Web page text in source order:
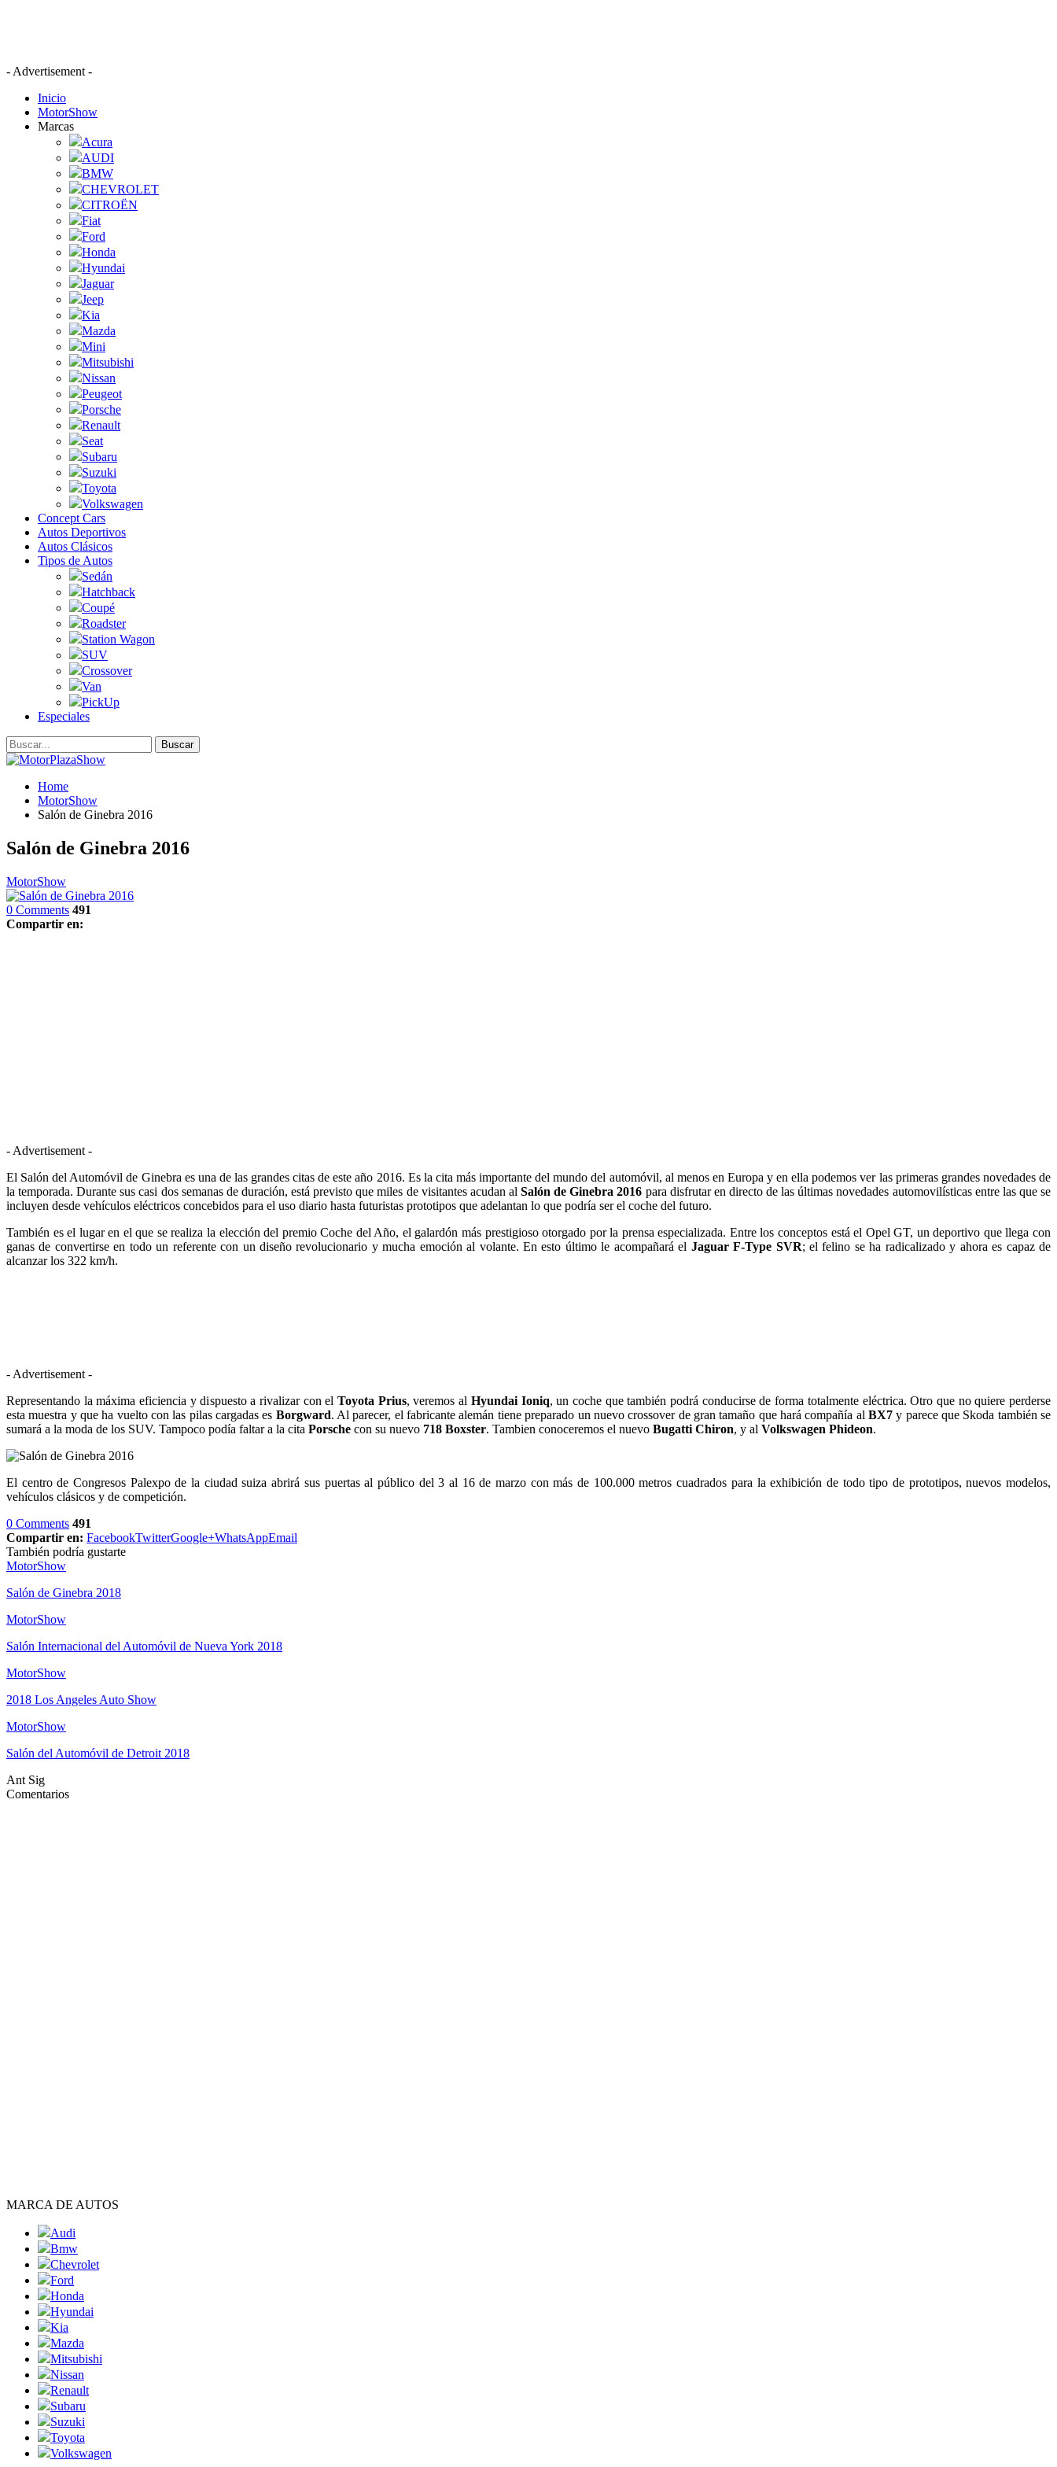
- Advertisement -
Inicio
MotorShow
Marcas
Acura
AUDI
BMW
CHEVROLET
CITROËN
Fiat
Ford
Honda
Hyundai
Jaguar
Jeep
Kia
Mazda
Mini
Mitsubishi
Nissan
Peugeot
Porsche
Renault
Seat
Subaru
Suzuki
Toyota
Volkswagen
Concept Cars
Autos Deportivos
Autos Clásicos
Tipos de Autos
Sedán
Hatchback
Coupé
Roadster
Station Wagon
SUV
Crossover
Van
PickUp
Especiales
Home
MotorShow
Salón de Ginebra 2016
Salón de Ginebra 2016
MotorShow
0 Comments 491
Compartir en:
- Advertisement -
El Salón del Automóvil de Ginebra es una de las grandes citas de este año 2016. Es la cita más importante del mundo del automóvil, al menos en Europa y en ella podemos ver las primeras grandes novedades de
la temporada. Durante sus casi dos semanas de duración, está previsto que miles de visitantes acudan alSalón de Ginebra 2016 para disfrutar en directo de las últimas novedades automovilísticas entre las que se
incluyen desde vehículos eléctricos concebidos para el uso diario hasta futuristas prototipos que adelantan lo que podría ser el coche del futuro.
También es el lugar en el que se realiza la elección del premio Coche del Año, el galardón más prestigioso otorgado por la prensa especializada. Entre los conceptos está el Opel GT, un deportivo que llega con
ganas de convertirse en todo un referente con un diseño revolucionario y mucha emoción al volante. En esto último le acompañará el Jaguar F-Type SVR; el felino se ha radicalizado y ahora es capaz de
alcanzar los 322 km/h.
- Advertisement -
Representando la máxima eficiencia y dispuesto a rivalizar con el Toyota Prius, veremos al Hyundai Ioniq, un coche que también podrá conducirse de forma totalmente eléctrica. Otro que no quiere perderse
esta muestra y que ha vuelto con las pilas cargadas es Borgward. Al parecer, el fabricante alemán tiene preparado un nuevo crossover de gran tamaño que hará compañía al BX7y parece que Skoda también se
sumará a la moda de los SUV. Tampoco podía faltar a la cita Porsche con su nuevo 718 Boxster. Tambien conoceremos el nuevo Bugatti Chiron, y al Volkswagen Phideon.
El centro de Congresos Palexpo de la ciudad suiza abrirá sus puertas al público del 3 al 16 de marzo con más de 100.000 metros cuadrados para la exhibición de todo tipo de prototipos, nuevos modelos,
vehículos clásicos y de competición.
0 Comments 491
Compartir en: FacebookTwitterGoogle+WhatsAppEmail
También podría gustarte
MotorShow
Salón de Ginebra 2018
MotorShow
Salón Internacional del Automóvil de Nueva York 2018
MotorShow
2018 Los Angeles Auto Show
MotorShow
Salón del Automóvil de Detroit 2018
Ant Sig
Comentarios
MARCA DE AUTOS
Audi
Bmw
Chevrolet
Ford
Honda
Hyundai
Kia
Mazda
Mitsubishi
Nissan
Renault
Subaru
Suzuki
Toyota
Volkswagen